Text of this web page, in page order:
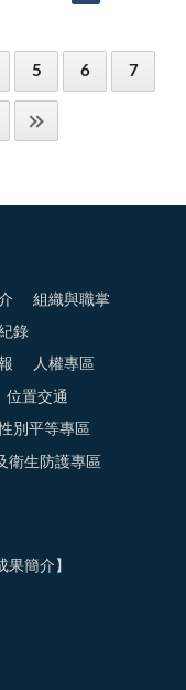
5 6 7
組織與職掌
錄
人權專區
位置交通
別平等專區
衛生防護專區
果簡介】